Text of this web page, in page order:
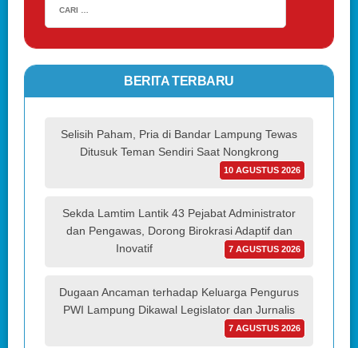
BERITA TERBARU
Selisih Paham, Pria di Bandar Lampung Tewas
Ditusuk Teman Sendiri Saat Nongkrong
10 AGUSTUS 2026
Sekda Lamtim Lantik 43 Pejabat Administrator
dan Pengawas, Dorong Birokrasi Adaptif dan
Inovatif
7 AGUSTUS 2026
Dugaan Ancaman terhadap Keluarga Pengurus
PWI Lampung Dikawal Legislator dan Jurnalis
7 AGUSTUS 2026